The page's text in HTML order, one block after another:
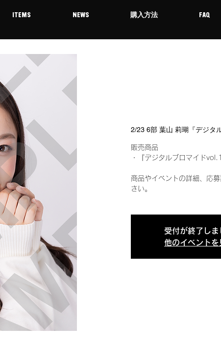
ITEMS NEWS 購入方法 FAQ
2/23 6部 葉山 莉瑚『デジタ
販売商品
・『デジタルブロマイド
商品やイベントの詳細、応
さい。
受付が終了しま
他のイベントを